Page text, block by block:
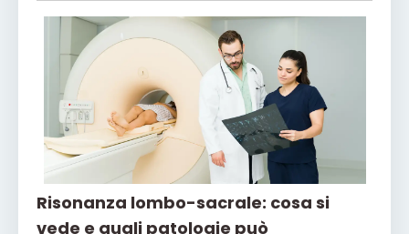
Risonanza lombo-sacrale: cosa si
vede e quali patologie può